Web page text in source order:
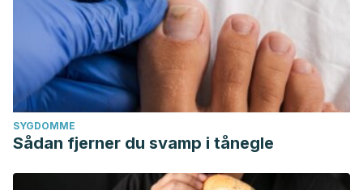
SYGDOMME
Sådan fjerner du svamp i tånegle